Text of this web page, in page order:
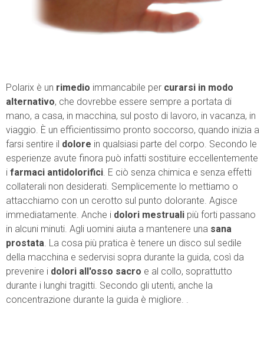
Polarix è un rimedio immancabile per curarsi in modo
alternativo, che dovrebbe essere sempre a portata di
mano, a casa, in macchina, sul posto di lavoro, in vacanza, in
viaggio. È un efficientissimo pronto soccorso, quando inizia a
farsi sentire il dolore in qualsiasi parte del corpo. Secondo le
esperienze avute finora può infatti sostituire eccellentemente
i farmaci antidolorifici. E ciò senza chimica e senza effetti
collaterali non desiderati. Semplicemente lo mettiamo o
attacchiamo con un cerotto sul punto dolorante. Agisce
immediatamente. Anche i dolori mestrualipiù forti passano
in alcuni minuti. Agli uomini aiuta a mantenere una sana
prostata . La cosa più pratica è tenere un disco sul sedile
della macchina e sedervisi sopra durante la guida, così da
prevenire i dolori all'osso sacro e al collo, soprattutto
durante i lunghi tragitti. Secondo gli utenti, anche la
concentrazione durante la guida è migliore. .